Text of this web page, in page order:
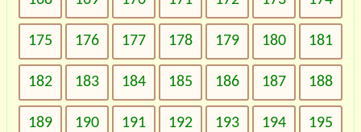
175 176 177 178 179 180 181
182 183 184 185 186 187 188
189 190 191 192 193 194 195